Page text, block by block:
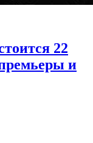
22
и